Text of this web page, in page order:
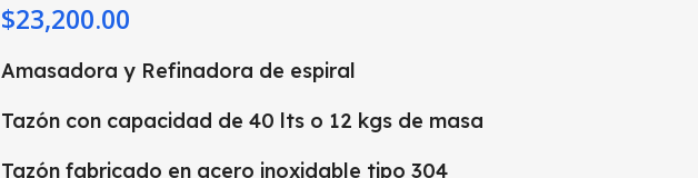
$23,200.00
Amasadora y Refinadora de espiral
Tazón con capacidad de 40 lts o 12 kgs de masa
Tazón fabricado en acero inoxidable tipo 304